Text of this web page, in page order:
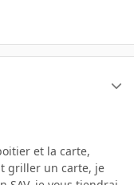
et la carte,
griller un carte, je